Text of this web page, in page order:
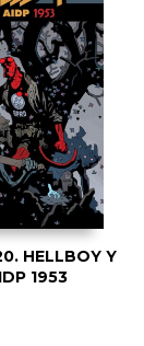
HELLBOY Y
1953